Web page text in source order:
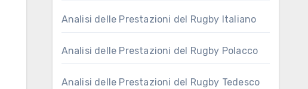
Analisi delle Prestazioni del Rugby Italiano
Analisi delle Prestazioni del Rugby Polacco
Analisi delle Prestazioni del Rugby Tedesco